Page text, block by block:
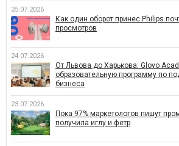
25.07.2026
Как один оборот принес Philips
просмотров
24.07.2026
От Львова до Харькова: Glovo
образовательную программу по
бизнеса
23.07.2026
Пока 97% маркетологов пишут
получила иглу и фетр